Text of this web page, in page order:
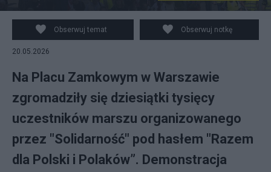
Obserwuj temat Obserwuj notkę
20.05.2026
Na Placu Zamkowym w Warszawie
zgromadziły się dziesiątki tysięcy
uczestników marszu organizowanego
przez "Solidarność" pod hasłem "Razem
dla Polski i Polaków”. Demonstracja